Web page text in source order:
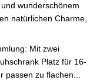
wunderschönem
natürlichen Charme,
Mit zwei
Platz für 16-
zu flachen...